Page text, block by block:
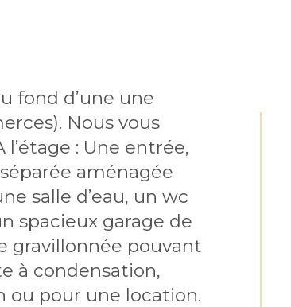
fond d’une une
Nous vous
: Une entrée,
aménagée
salle d’eau, un wc
spacieux garage de
gravillonnée pouvant
à condensation,
ou pour une location.